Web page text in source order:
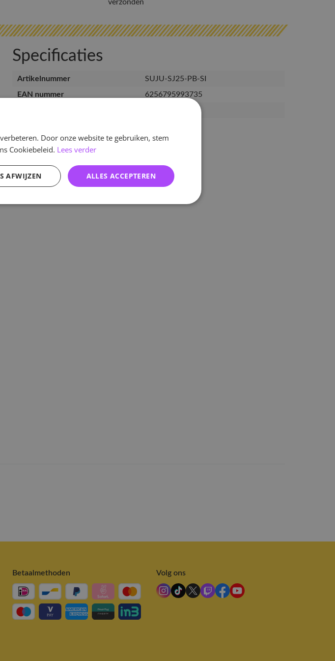
verzonden
Specificaties
Artikelnummer
SUJU-SJ25-PB-SI
EAN nummer
6256795993735
Betaalmethoden Volg ons
Door onze website te gebruiken, stem
Cookiebeleid. Lees verder
ALLES ACCEPTEREN
AFWIJZEN